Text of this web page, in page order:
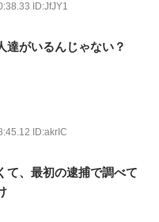
ID:JfJY1
達がいるんじゃない？
ID:akrIC
て、最初の逮捕で調べて